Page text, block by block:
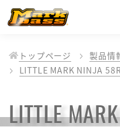
トップページ 製品情
LITTLE MARK NINJA 58R
LITTLE